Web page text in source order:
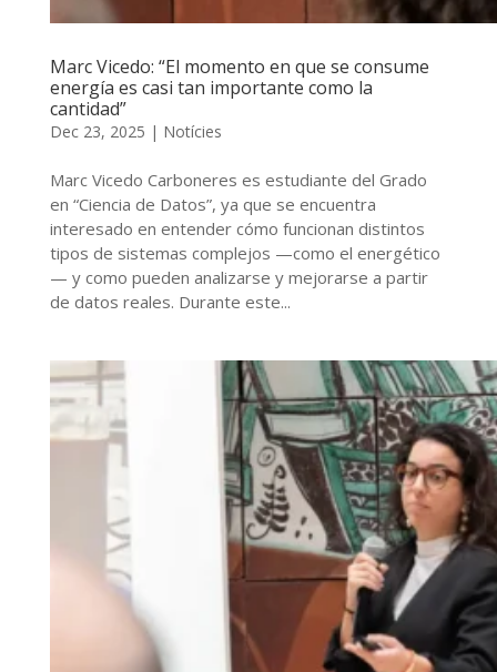
Marc Vicedo: “El momento en que se consume
energía es casi tan importante como la
cantidad”
Dec 23, 2025 | Notícies
Marc Vicedo Carboneres es estudiante del Grado
en “Ciencia de Datos”, ya que se encuentra
interesado en entender cómo funcionan distintos
tipos de sistemas complejos —como el energético
— y como pueden analizarse y mejorarse a partir
de datos reales. Durante este...